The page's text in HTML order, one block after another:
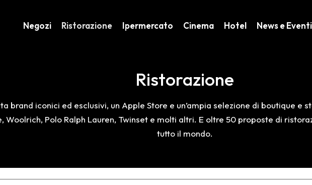
Negozi Ristorazione Ipermercato Cinema Hotel News e Eventi
Ristorazione
brand iconici ed esclusivi, un Apple Store e un’ampia selezione di boutique e
Woolrich, Polo Ralph Lauren, Twinset e molti altri. E oltre 50 proposte di
tutto il mondo.